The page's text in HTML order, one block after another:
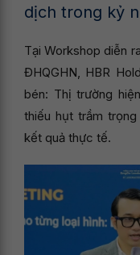
dịch trong kỷ
Tại Workshop diễn
ĐHQGHN, HBR
bén: Thị trường
thiếu hụt trầm
kết quả thực tế.